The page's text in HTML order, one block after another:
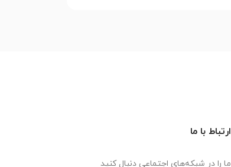
ارتباط با ما
ما را در شبکه‌های اجتماعی دنبال کنید